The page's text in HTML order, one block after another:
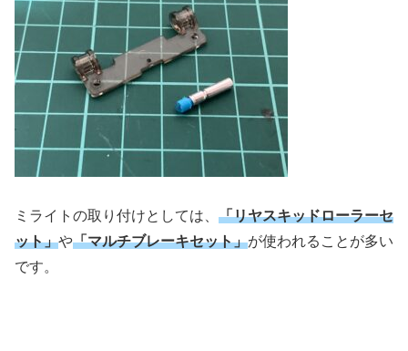
ミライトの取り付けとしては、 「リヤスキッドローラーセ
ット」や「マルチブレーキセット」が使われることが多い
です。